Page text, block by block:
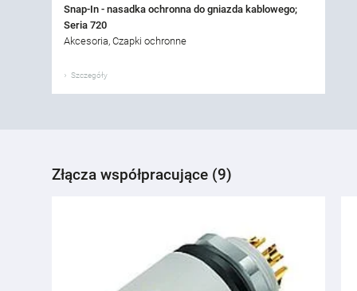
Snap-In - nasadka ochronna do gniazda kablowego;
Seria 720
Akcesoria, Czapki ochronne
Szczegóły
Złącza współpracujące (9)